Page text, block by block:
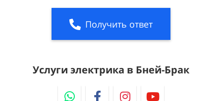
Получить ответ
Услуги электрика в Бней-Брак